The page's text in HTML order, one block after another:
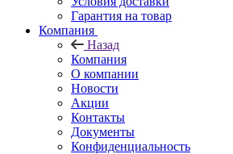
Гарантия на товар
Компания
Назад
Компания
О компании
Новости
Акции
Контакты
Документы
Конфиденциальность